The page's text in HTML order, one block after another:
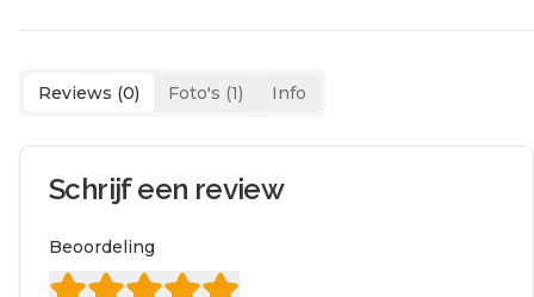
Reviews (0) Foto's (1) Info
Schrijf een review
Beoordeling